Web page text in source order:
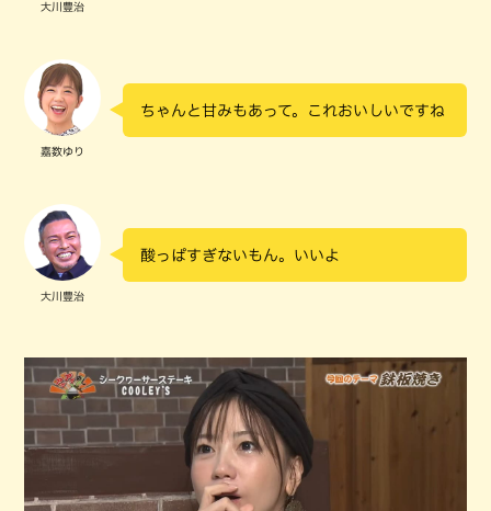
大川豊治
嘉数ゆり
ちゃんと甘みもあって。これおいしいですね
大川豊治
酸っぱすぎないもん。いいよ